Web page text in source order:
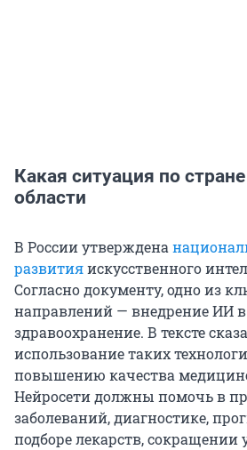
Какая ситуация по
области
В России утверждена
развитияискусственного
Согласно документу, одно из
направлений — внедрение ИИ в
здравоохранение. В тексте
использование таких
повышению качества
Нейросети должны помочь в
заболеваний, диагностике,
подборе лекарств, сокращении